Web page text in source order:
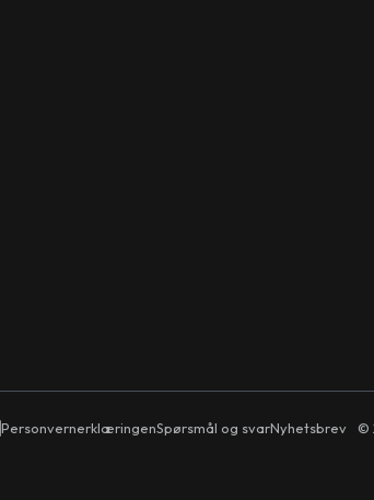
PersonvernerklæringenSpørsmål og svarNyhetsbrev ©